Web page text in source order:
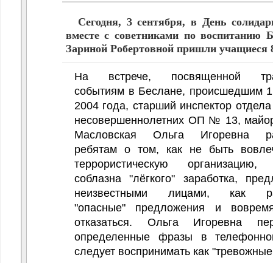
нностей ЗОЖ
Сегодня, 3 сентября, в День
вместе с советниками по воспитанию
Зариной Робертовной пришли
На встрече, посвященной
событиям в Беслане, происшедшим 1
2004 года, старший инспектор
несовершеннолетних ОП № 13,
Масловская Ольга Игоревна
ребятам о том, как не быть
террористическую организацию,
соблазна "лёгкого" заработка,
неизвестными лицами, как
"опасные" предложения и
отказаться. Ольга Игоревна
определенные фразы в
следует воспринимать как